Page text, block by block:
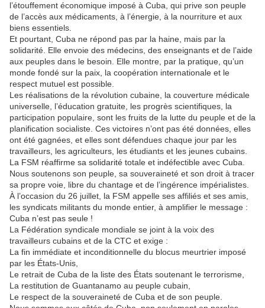
l’étouffement économique imposé à Cuba, qui prive son peuple
de l’accès aux médicaments, à l’énergie, à la nourriture et aux
biens essentiels.
Et pourtant, Cuba ne répond pas par la haine, mais par la
solidarité. Elle envoie des médecins, des enseignants et de l’aide
aux peuples dans le besoin. Elle montre, par la pratique, qu’un
monde fondé sur la paix, la coopération internationale et le
respect mutuel est possible.
Les réalisations de la révolution cubaine, la couverture médicale
universelle, l’éducation gratuite, les progrès scientifiques, la
participation populaire, sont les fruits de la lutte du peuple et de la
planification socialiste. Ces victoires n’ont pas été données, elles
ont été gagnées, et elles sont défendues chaque jour par les
travailleurs, les agriculteurs, les étudiants et les jeunes cubains.
La FSM réaffirme sa solidarité totale et indéfectible avec Cuba.
Nous soutenons son peuple, sa souveraineté et son droit à tracer
sa propre voie, libre du chantage et de l’ingérence impérialistes.
À l’occasion du 26 juillet, la FSM appelle ses affiliés et ses amis,
les syndicats militants du monde entier, à amplifier le message :
Cuba n’est pas seule !
La Fédération syndicale mondiale se joint à la voix des
travailleurs cubains et de la CTC et exige :
La fin immédiate et inconditionnelle du blocus meurtrier imposé
par les États-Unis,
Le retrait de Cuba de la liste des États soutenant le terrorisme,
La restitution de Guantanamo au peuple cubain,
Le respect de la souveraineté de Cuba et de son peuple.